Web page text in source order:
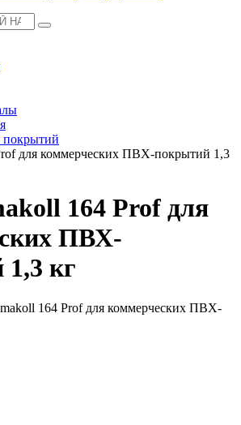
покрытий
для коммерческих ПВХ-покрытий 1,3
164 Prof для
ПВХ-
кг